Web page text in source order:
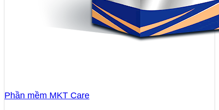
Phần mềm MKT Care